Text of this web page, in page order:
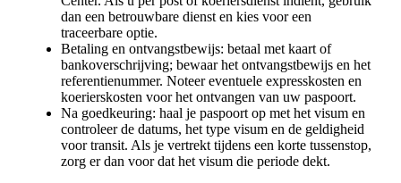
dan een betrouwbare dienst en kies voor een
traceerbare optie.
Betaling en ontvangstbewijs: betaal met kaart of
bankoverschrijving; bewaar het ontvangstbewijs en het
referentienummer. Noteer eventuele expresskosten en
koerierskosten voor het ontvangen van uw paspoort.
Na goedkeuring: haal je paspoort op met het visum en
controleer de datums, het type visum en de geldigheid
voor transit. Als je vertrekt tijdens een korte tussenstop,
zorg er dan voor dat het visum die periode dekt.